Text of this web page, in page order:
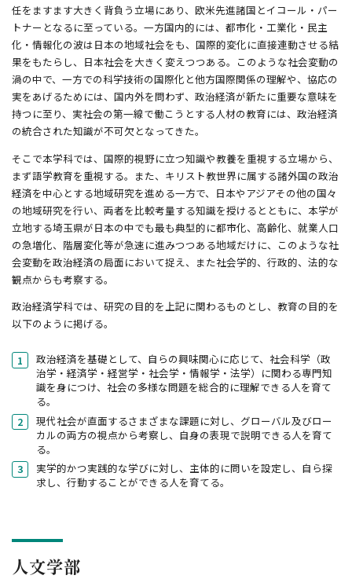
任をますます大きく背負う立場にあり、欧米先進諸国とイコール・パー
トナーとなるに至っている。一方国内的には、都市化・工業化・民主
化・情報化の波は日本の地域社会をも、国際的変化に直接連動させる結
果をもたらし、日本社会を大きく変えつつある。このような社会変動の
渦の中で、一方での科学技術の国際化と他方国際関係の理解や、協応の
実をあげるためには、国内外を問わず、政治経済が新たに重要な意味を
持つに至り、実社会の第一線で働こうとする人材の教育には、政治経済
の統合された知識が不可欠となってきた。
そこで本学科では、国際的視野に立つ知識や教養を重視する立場から、
まず語学教育を重視する。また、キリスト教世界に属する諸外国の政治
経済を中心とする地域研究を進める一方で、日本やアジアその他の国々
の地域研究を行い、両者を比較考量する知識を授けるとともに、本学が
立地する埼玉県が日本の中でも最も典型的に都市化、高齢化、就業人口
の急増化、階層変化等が急速に進みつつある地域だけに、このような社
会変動を政治経済の局面において捉え、また社会学的、行政的、法的な
観点からも考察する。
政治経済学科では、研究の目的を上記に関わるものとし、教育の目的を
以下のように掲げる。
政治経済を基礎として、自らの興味関心に応じて、社会科学（政
治学・経済学・経営学・社会学・情報学・法学）に関わる専門知
識を身につけ、社会の多様な問題を総合的に理解できる人を育て
る。
現代社会が直面するさまざまな課題に対し、グローバル及びロー
カルの両方の視点から考察し、自身の表現で説明できる人を育て
る。
実学的かつ実践的な学びに対し、主体的に問いを設定し、自ら探
求し、行動することができる人を育てる。
人文学部